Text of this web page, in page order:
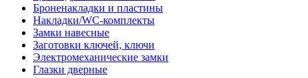
Броненакладки и пластины
Накладки/WC-комплекты
Замки навесные
Заготовки ключей, ключи
Электромеханические замки
Глазки дверные